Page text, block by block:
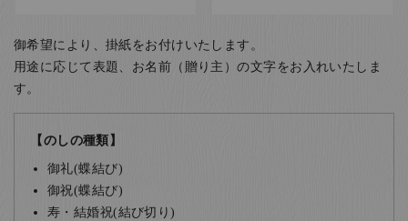
御希望により、掛紙をお付けいたします。
用途に応じて表題、お名前（贈り主）の文字をお入れいたしま
す。
【のしの種類】
御礼(蝶結び)
御祝(蝶結び)
寿・結婚祝(結び切り)